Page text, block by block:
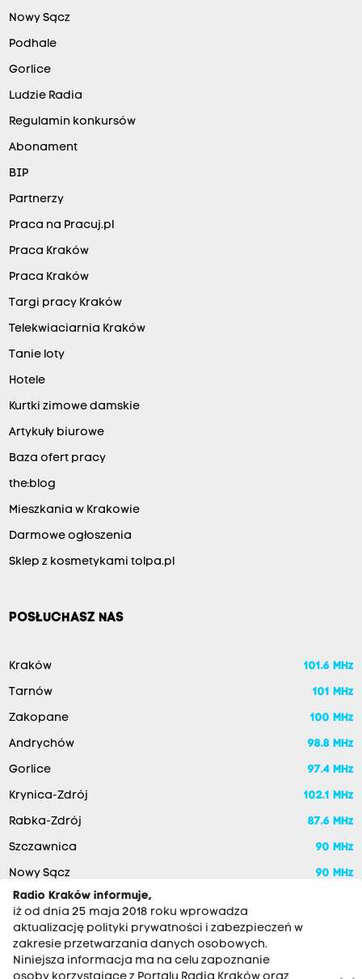
Nowy Sącz
Podhale
Gorlice
Ludzie Radia
Regulamin konkursów
Abonament
BIP
Partnerzy
Praca na Pracuj.pl
Praca Kraków
Praca Kraków
Targi pracy Kraków
Telekwiaciarnia Kraków
Tanie loty
Hotele
Kurtki zimowe damskie
Artykuły biurowe
Baza ofert pracy
the:blog
Mieszkania w Krakowie
Darmowe ogłoszenia
Sklep z kosmetykami tolpa.pl
POSŁUCHASZ NAS
Kraków 101.6 MHz
Tarnów 101 MHz
Zakopane 100 MHz
Andrychów 98.8 MHz
Gorlice 97.4 MHz
Krynica-Zdrój 102.1 MHz
Rabka-Zdrój 87.6 MHz
Szczawnica 90 MHz
Nowy Sącz
90 MHz
Radio Kraków informuje,
iż od dnia 25 maja 2018 roku wprowadza
aktualizację polityki prywatności i zabezpieczeń w
zakresie przetwarzania danych osobowych.
Niniejsza informacja ma na celu zapoznanie